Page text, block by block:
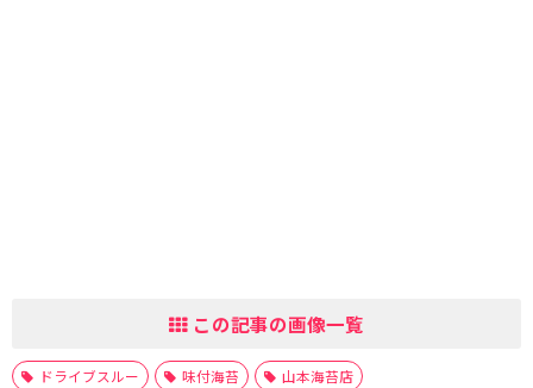
この記事の画像一覧
ドライブスルー 味付海苔 山本海苔店